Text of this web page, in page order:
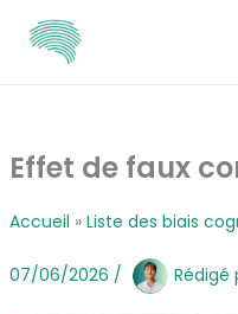
contenu
Effet de faux
Accueil Liste des biais
07/06/2026 / Rédigé